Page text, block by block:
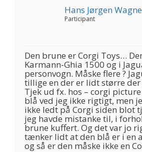
Hans Jørgen
Participant
Den brune er Corgi Toys…
Karmann-Ghia 1500 og i
personvogn. Måske flere ?
tillige en der er lidt større der
Tjek ud fx. hos – corgi
blå ved jeg ikke rigtigt, men
ikke ledt på Corgi siden blot
jeg havde mistanke til, i
brune kuffert. Og det var jo
tænker lidt at den blå er i en
og så er den måske ikke en